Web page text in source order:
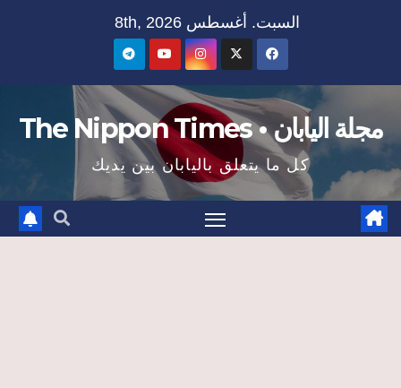
السبت. أغسطس 8th, 2026
مجلة اليابان • The Nippon Times
كل ما يتعلق باليابان بين يديك